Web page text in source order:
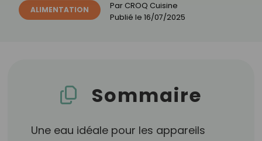
ALIMENTATION Par CROQ Cuisine
Publié le 16/07/2025
Sommaire
Une eau idéale pour les appareils